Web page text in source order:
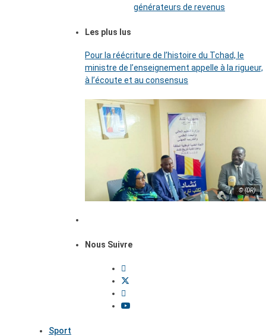
générateurs de revenus
Les plus lus
Pour la réécriture de l’histoire du Tchad, le
ministre de l’enseignement appelle à la rigueur,
à l’écoute et au consensus
© (DR)
Nous Suivre
Sport